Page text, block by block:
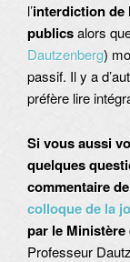
l’interdiction de
publicsalors
Dautzenberg)
passif. Il y a
préfère lire
Si vous aussi
quelques
commentaire
colloque de la
par le Ministère
Professeur